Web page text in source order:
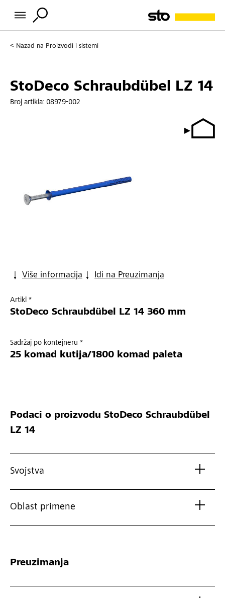
Nazad na Proizvodi i sistemi
StoDeco Schraubdübel LZ 14
Broj artikla: 08979-002
Više informacija Idi na Preuzimanja
Artikl *
StoDeco Schraubdübel LZ 14 360 mm
Sadržaj po kontejneru *
25 komad kutija/1800 komad paleta
Podaci o proizvodu StoDeco Schraubdübel
LZ 14
Svojstva
Oblast primene
Preuzimanja